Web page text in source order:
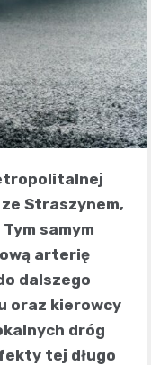
Straszynem,
samym
arterię
dalszego
oraz kierowcy
dróg
tej długo